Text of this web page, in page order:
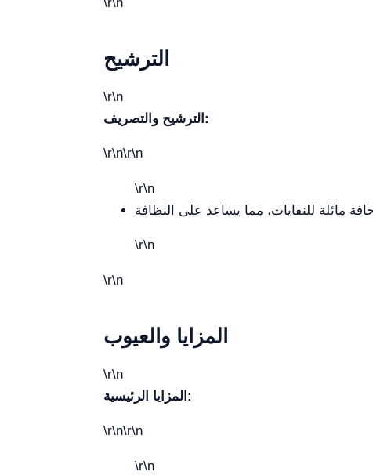
الترشيح
\r\n
الترشيح والتصريف:
\r\n\r\n
\r\n
\r\n
\r\n
المزايا والعيوب
\r\n
المزايا الرئيسية:
\r\n\r\n
\r\n